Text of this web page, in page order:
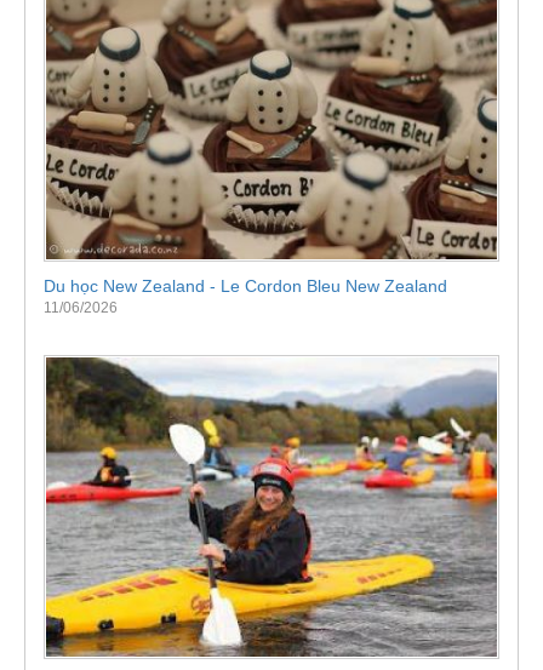
Du học New Zealand - Le Cordon Bleu New Zealand
11/06/2026